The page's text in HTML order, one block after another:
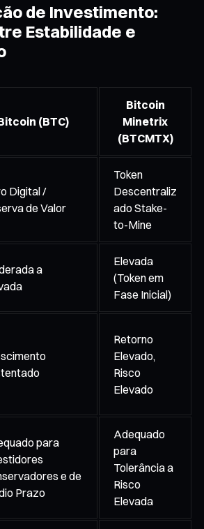
de Investimento:
Estabilidade e
(BTC)
Bitcoin
Minetrix
(BTCMTX)
Digital /
de Valor
Token
Descentraliz
ado Stake-
to-Mine
a
Elevada
(Token em
Fase Inicial)
Retorno
Elevado,
Risco
Elevado
para
e de
Prazo
Adequado
para
Tolerância a
Risco
Elevada